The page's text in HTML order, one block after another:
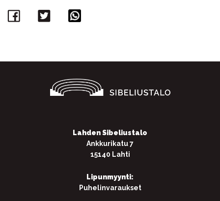
Facebook
Twitter
Lahden Sibeliustalo
Ankkurikatu 7
15140 Lahti
Lipunmyynti:
Puhelinvaraukset